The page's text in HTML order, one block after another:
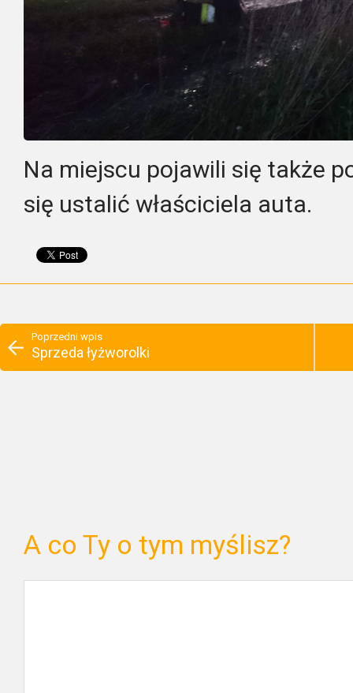
Na miejscu pojawili się także
się ustalić właściciela auta.
Poprzedni wpis
Sprzeda łyżworolki
A co Ty o tym myślisz?